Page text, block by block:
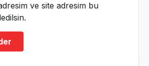
ve site adresim bu